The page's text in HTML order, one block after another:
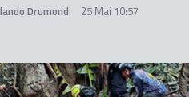
Drumond 25 Mai 10:57